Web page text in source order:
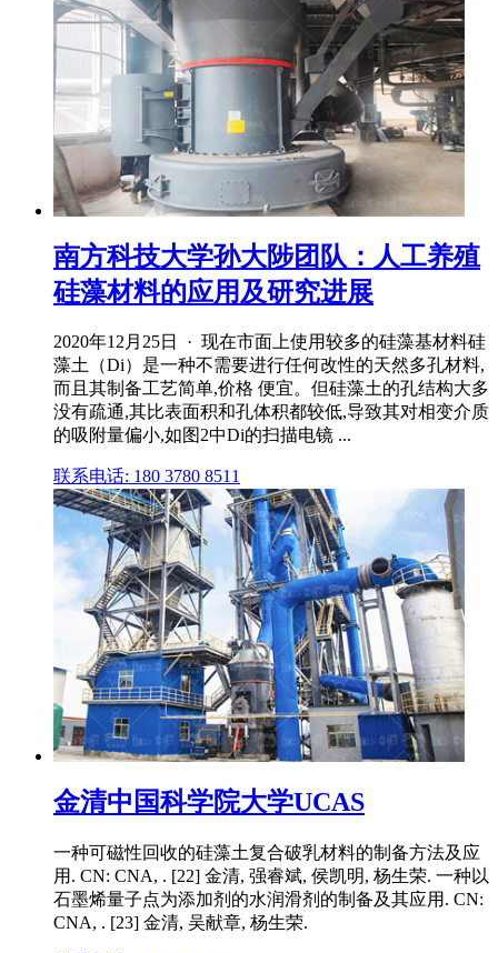
南方科技大学孙大陟团队：人工养殖
硅藻材料的应用及研究进展
2020年12月25日 · 现在市面上使用较多的硅藻基材料硅
藻土（Di）是一种不需要进行任何改性的天然多孔材料,
而且其制备工艺简单,价格 便宜。但硅藻土的孔结构大多
没有疏通,其比表面积和孔体积都较低,导致其对相变介质
的吸附量偏小,如图2中Di的扫描电镜 ...
联系电话: 180 3780 8511
金清中国科学院大学UCAS
一种可磁性回收的硅藻土复合破乳材料的制备方法及应
用. CN: CNA, . [22] 金清, 强睿斌, 侯凯明, 杨生荣. 一种以
石墨烯量子点为添加剂的水润滑剂的制备及其应用. CN:
CNA, . [23] 金清, 吴献章, 杨生荣.